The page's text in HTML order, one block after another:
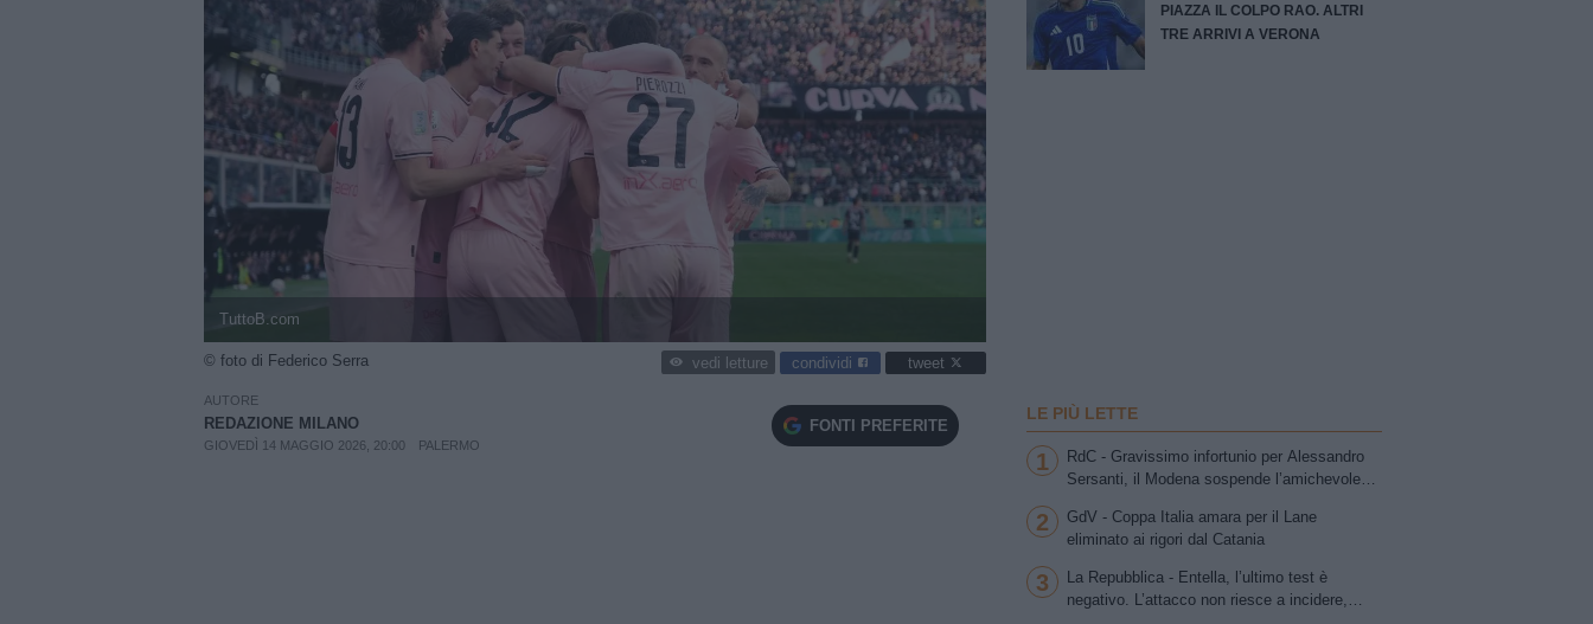
TuttoB.com
© foto di Federico Serra vedi letture condividi tweet
AUTORE
REDAZIONE MILANO
GIOVEDÌ 14 MAGGIO 2026, 20:00 PALERMO
FONTI PREFERITE
PIAZZA IL COLPO RAO. ALTRI
TRE ARRIVI A VERONA
LE PIÙ LETTE
1
RdC - Gravissimo infortunio per Alessandro
Sersanti, il Modena sospende l’amichevole
avversari sotto choc
2
GdV - Coppa Italia amara per il Lane
eliminato ai rigori dal Catania
3
La Repubblica - Entella, l’ultimo test è
negativo. L’attacco non riesce a incidere,